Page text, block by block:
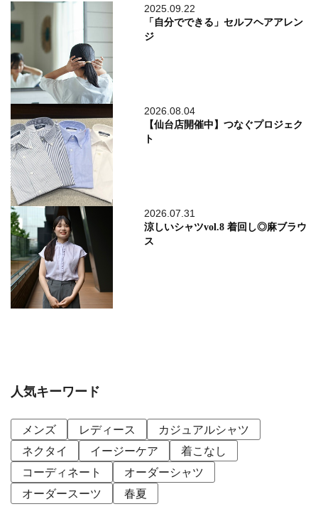
2025.09.22
「自分でできる」セルフヘアアレン
ジ
2026.08.04
【仙台店開催中】つなぐプロジェク
ト
2026.07.31
涼しいシャツvol.8 着回し◎麻ブラウ
ス
人気キーワード
メンズ レディース
カジュアルシャツ
ネクタイ
イージーケア
着こなし
コーディネート
オーダーシャツ
オーダースーツ
春夏